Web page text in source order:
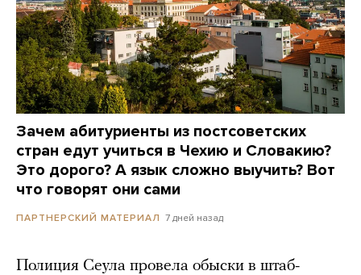
Зачем абитуриенты из постсоветских
стран едут учиться в Чехию и Словакию?
Это дорого? А язык сложно выучить? Вот
что говорят они сами
ПАРТНЕРСКИЙ МАТЕРИАЛ 7 дней назад
Полиция Сеула провела обыски в штаб-